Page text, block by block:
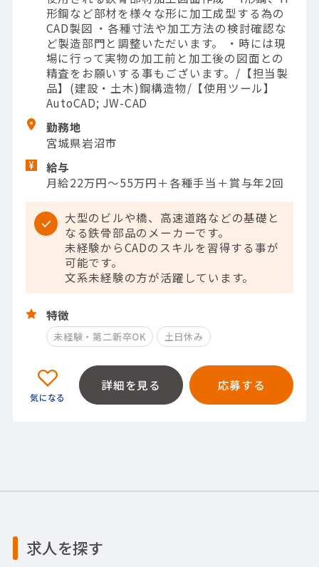
形鋼など部材を様々な形に加工成型する為の
CAD製図 ・各種寸法や加工方法の検討確認な
ど製造部門と調整いただいます。 ・時には現
場に行って実物の加工前と加工後の図面との
精査をお願いする事もございます。/【担当製
品】(建設・土木)鋼構造物/【使用ツール】
AutoCAD; JW-CAD
勤務地
宮城県岩沼市
給与
月給22万円～55万円＋各種手当＋賞与年2回
大型のビルや橋、高速道路などの基礎と
なる鉄骨部品のメーカーです。
未経験からCADのスキルを習得する事が
可能です。
文系未経験の方が活躍しています。
特徴
未経験・第二新卒OK 土日休み
詳細を見る 応募する
求人を探す